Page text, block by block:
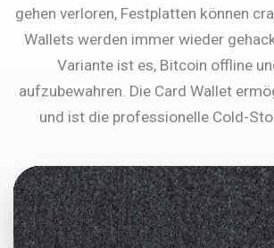
gehen verloren, Festplatten können
Wallets werden immer wieder
Variante ist es, Bitcoin offline
aufzubewahren. Die Card Wallet
und ist die professionelle Cold-
Sie sehen gerade einen